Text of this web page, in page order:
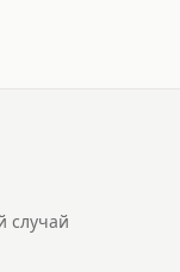
случай